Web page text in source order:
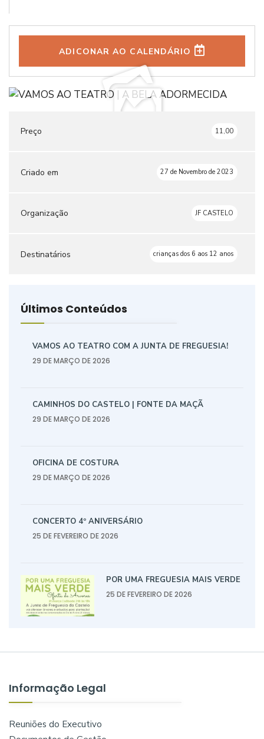
ADICONAR AO CALENDÁRIO
Preço 11,00
Criado em 27 de Novembro de 2023
Organização JF CASTELO
Destinatários crianças dos 6 aos 12 anos
Últimos Conteúdos
VAMOS AO TEATRO COM A JUNTA DE FREGUESIA!
29 DE MARÇO DE 2026
CAMINHOS DO CASTELO | FONTE DA MAÇÃ
29 DE MARÇO DE 2026
OFICINA DE COSTURA
29 DE MARÇO DE 2026
CONCERTO 4º ANIVERSÁRIO
25 DE FEVEREIRO DE 2026
POR UMA FREGUESIA MAIS VERDE
25 DE FEVEREIRO DE 2026
Informação Legal
Reuniões do Executivo